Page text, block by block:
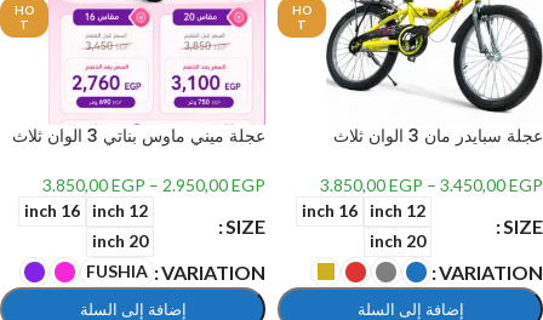
HO
T
عجلة سبايدر مان 3 الوان ثلاث
الي 12 سنة تصدر صوت ونور 3.450,00EGP
–
3.850,00EGP
SIZE
12 inch
16 inch
20 inch
VARIATION
إضافة إلى السلة
HO
T
عجلة ميني ماوس بناتي 3 الوان ثلاث
الي 12 سنة 2.950,00EGP
–
3.850,00EGP
SIZE
12 inch
16 inch
20 inch
VARIATION
FUSHIA
إضافة إلى السلة